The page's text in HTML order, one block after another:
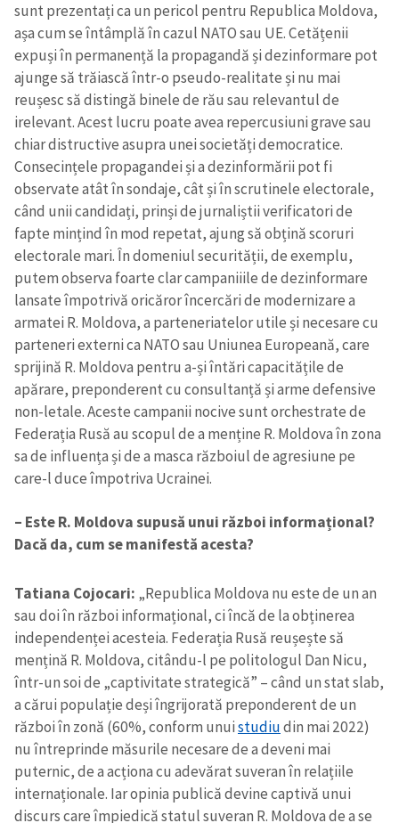
sunt prezentați ca un pericol pentru Republica Moldova,
așa cum se întâmplă în cazul NATO sau UE. Cetățenii
expuși în permanență la propagandă și dezinformare pot
ajunge să trăiască într-o pseudo-realitate și nu mai
reușesc să distingă binele de rău sau relevantul de
irelevant. Acest lucru poate avea repercusiuni grave sau
chiar distructive asupra unei societăți democratice.
Consecințele propagandei și a dezinformării pot fi
observate atât în sondaje, cât și în scrutinele electorale,
când unii candidați, prinși de jurnaliștii verificatori de
fapte mințind în mod repetat, ajung să obțină scoruri
electorale mari. În domeniul securității, de exemplu,
putem observa foarte clar campaniiile de dezinformare
lansate împotrivă oricăror încercări de modernizare a
armatei R. Moldova, a parteneriatelor utile și necesare cu
parteneri externi ca NATO sau Uniunea Europeană, care
sprijină R. Moldova pentru a-și întări capacitățile de
apărare, preponderent cu consultanță și arme defensive
non-letale. Aceste campanii nocive sunt orchestrate de
Federația Rusă au scopul de a menține R. Moldova în zona
sa de influența și de a masca războiul de agresiune pe
care-l duce împotriva Ucrainei.
– Este R. Moldova supusă unui război informațional?
Dacă da, cum se manifestă acesta?
Tatiana Cojocari: „Republica Moldova nu este de un an
sau doi în război informațional, ci încă de la obținerea
independenței acesteia. Federația Rusă reușește să
mențină R. Moldova, citându-l pe politologul Dan Nicu,
într-un soi de „captivitate strategică” – când un stat slab,
a cărui populație deși îngrijorată preponderent de un
război în zonă (60%, conform unuistudiudin mai 2022)
nu întreprinde măsurile necesare de a deveni mai
puternic, de a acționa cu adevărat suveran în relațiile
internaționale. Iar opinia publică devine captivă unui
discurs care împiedică statul suveran R. Moldova de a se